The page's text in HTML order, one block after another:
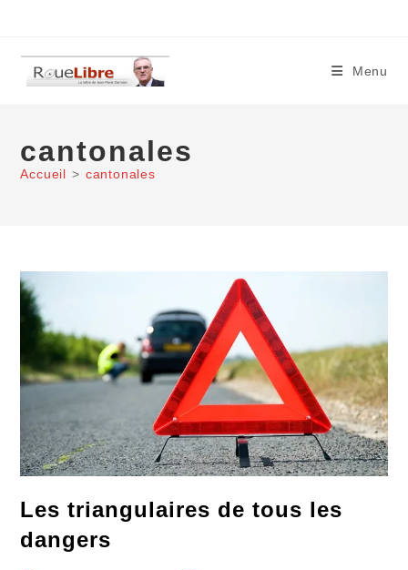
content
Menu
cantonales
Accueil > cantonales
Les triangulaires de tous les
dangers